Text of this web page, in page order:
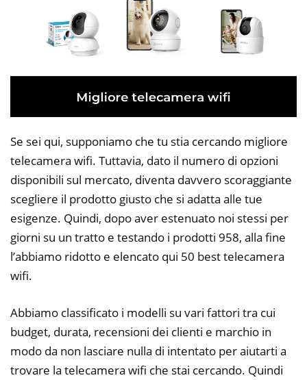
Se sei qui, supponiamo che tu stia cercando migliore
telecamera wifi. Tuttavia, dato il numero di opzioni
disponibili sul mercato, diventa davvero scoraggiante
scegliere il prodotto giusto che si adatta alle tue
esigenze. Quindi, dopo aver estenuato noi stessi per
giorni su un tratto e testando i prodotti 958, alla fine
l’abbiamo ridotto e elencato qui 50 best telecamera
wifi.
Abbiamo classificato i modelli su vari fattori tra cui
budget, durata, recensioni dei clienti e marchio in
modo da non lasciare nulla di intentato per aiutarti a
trovare la telecamera wifi che stai cercando. Quindi